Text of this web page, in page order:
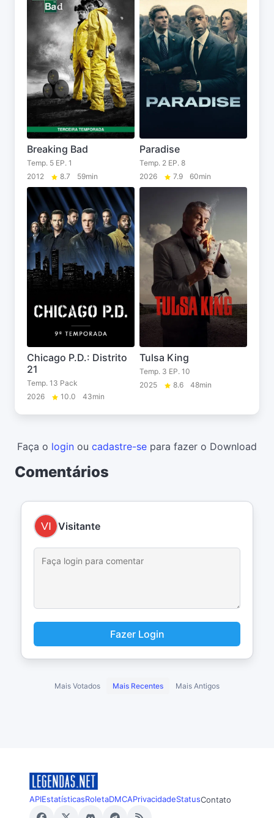
Breaking Bad
Temp. 5 EP. 1
2012
8.7 59min
Paradise
Temp. 2 EP. 8
2026
7.9 60min
Chicago P.D.: Distrito
21
Temp. 13 Pack
2026
10.0 43min
Tulsa King
Temp. 3 EP. 10
2025
8.6 48min
Faça o login ou cadastre-se para fazer o Download
Comentários
Visitante
Fazer Login
Mais Votados Mais Recentes Mais Antigos
APIEstatísticasRoletaDMCAPrivacidadeStatusContato